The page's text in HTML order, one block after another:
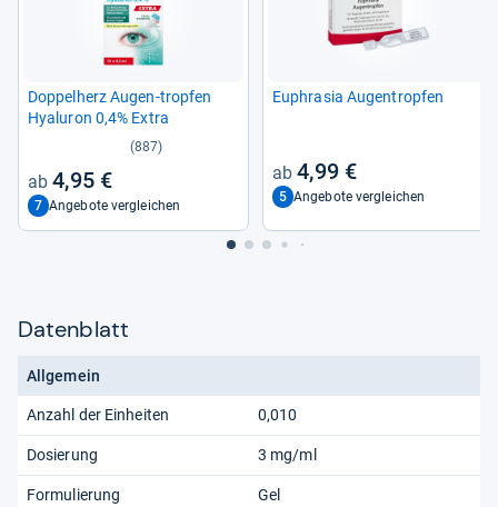
Dop­pel­herz Augen-​trop­fen
Hyalu­ron 0,4% Extra
(887)
4,95 €
7 Angebote vergleichen
Euphra­sia Augen­trop­fen
4,99 €
5 Angebote vergleichen
Datenblatt
Allgemein
Anzahl der Einheiten 0,010
Dosierung 3 mg/ml
Formulierung Gel